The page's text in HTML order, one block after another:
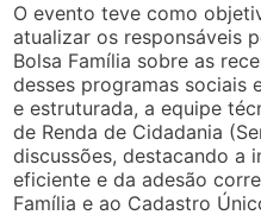
O evento teve como
atualizar os responsáveis
Bolsa Família sobre as
desses programas sociais
e estruturada, a equipe
de Renda de Cidadania
discussões, destacando a
eficiente e da adesão
Família e ao Cadastro